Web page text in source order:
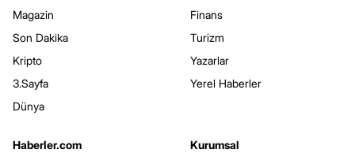
Magazin
Son Dakika
Kripto
3.Sayfa
Dünya
Finans
Turizm
Yazarlar
Yerel Haberler
Haberler.com
Kurumsal